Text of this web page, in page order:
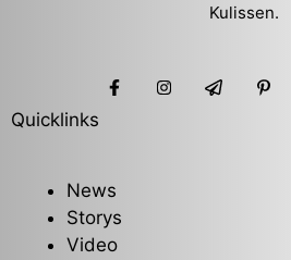
Kulissen.
Quicklinks
News
Storys
Video